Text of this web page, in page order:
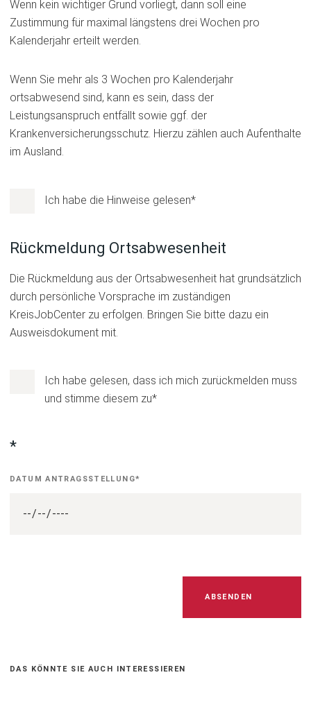
Wenn kein wichtiger Grund vorliegt, dann soll eine
Zustimmung für maximal längstens drei Wochen pro
Kalenderjahr erteilt werden.
Wenn Sie mehr als 3 Wochen pro Kalenderjahr
ortsabwesend sind, kann es sein, dass der
Leistungsanspruch entfällt sowie ggf. der
Krankenversicherungsschutz. Hierzu zählen auch Aufenthalte
im Ausland.
Zustimmung
Hinweise
Ich habe die Hinweise gelesen*
Rückmeldung Ortsabwesenheit
Die Rückmeldung aus der Ortsabwesenheit hat grundsätzlich
durch persönliche Vorsprache im zuständigen
KreisJobCenter zu erfolgen. Bringen Sie bitte dazu ein
Ausweisdokument mit.
Rückmeldungsverfahren
Ich habe gelesen, dass ich mich zurückmelden muss
und stimme diesem zu*
Datum
*
DATUM ANTRAGSSTELLUNG*
leer.
ABSENDEN
DAS KÖNNTE SIE AUCH INTERESSIEREN